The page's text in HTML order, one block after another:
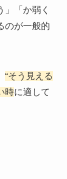
」「か弱く
のが一般的
“そう見える
時に適して